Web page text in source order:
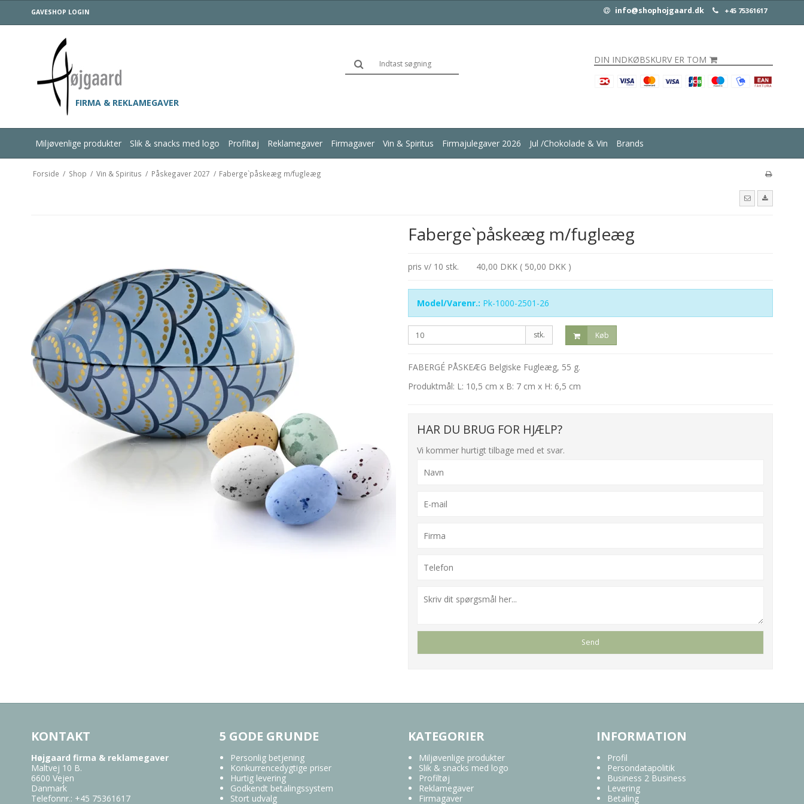
GAVESHOP LOGIN info@shophojgaard.dk +45 75361617
FIRMA & REKLAMEGAVER
DIN INDKØBSKURV ER TOM
Miljøvenlige produkter Slik & snacks med logo Profiltøj Reklamegaver Firmagaver Vin & Spiritus Firmajulegaver 2026 Jul /Chokolade & Vin Brands
Forside / Shop / Vin & Spiritus / Påskegaver 2027 / Faberge`påskeæg m/fugleæg
Faberge`påskeæg m/fugleæg
pris v/ 10 stk. 40,00 DKK ( 50,00 DKK )
Model/Varenr.: Pk-1000-2501-26
stk. Køb
FABERGÉ PÅSKEÆG Belgiske Fugleæg, 55 g.
Produktmål: L: 10,5 cm x B: 7 cm x H: 6,5 cm
HAR DU BRUG FOR HJÆLP?
Vi kommer hurtigt tilbage med et svar.
KONTAKT
Højgaard firma & reklamegaver
Maltvej 10 B.
6600 Vejen
Danmark
Telefonnr.: +45 75361617
5 GODE GRUNDE
Personlig betjening
Konkurrencedygtige priser
Hurtig levering
Godkendt betalingssystem
Stort udvalg
KATEGORIER
Miljøvenlige produkter
Slik & snacks med logo
Profiltøj
Reklamegaver
Firmagaver
INFORMATION
Profil
Persondatapolitik
Business 2 Business
Levering
Betaling